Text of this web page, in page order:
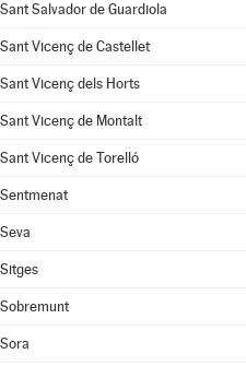
Sant Salvador de Guardiola
Sant Vicenç de Castellet
Sant Vicenç dels Horts
Sant Vicenç de Montalt
Sant Vicenç de Torelló
Sentmenat
Seva
Sitges
Sobremunt
Sora